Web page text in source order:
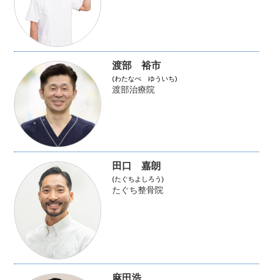
渡部 裕市
(わたなべ ゆういち)
渡部治療院
田口 嘉朗
(たぐちよしろう)
たぐち整骨院
麻田浩